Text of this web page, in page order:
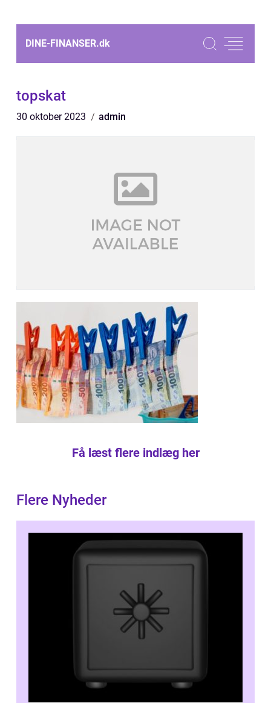
DINE-FINANSER.dk
topskat
30 oktober 2023 admin
Få læst flere indlæg her
Flere Nyheder